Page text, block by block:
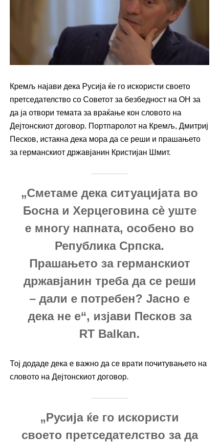
Кремљ најави дека Русија ќе го искористи своето
претседателство со Советот за безбедност на ОН за
да ја отвори темата за враќање кон словото на
Дејтонскиот договор. Портпаролот на Кремљ, Дмитриј
Песков, истакна дека мора да се реши и прашањето
за германскиот државјанин Кристијан Шмит.
„Сметаме дека ситуацијата во
Босна и Херцеговина сè уште
е многу напната, особено во
Република Српска.
Прашањето за германскиот
државјанин треба да се реши
– дали е потребен? Јасно е
дека не е“, изјави Песков за
RT Balkan.
Тој додаде дека е важно да се врати почитувањето на
словото на Дејтонскиот договор.
„Русија ќе го искористи
своето претседателство за да